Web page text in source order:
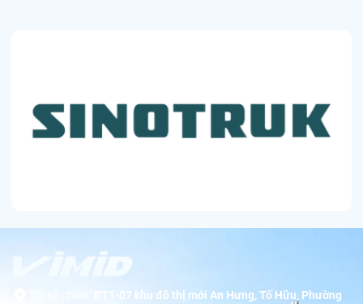
BT1-07 khu đô thị mới An Hưng, Tố Hữu, Phường